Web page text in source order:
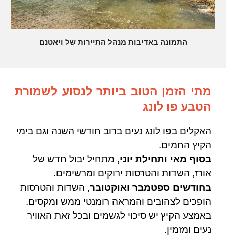
התמונה באדיבות מנהל התיירות של ויאטנם
מתי הזמן הטוב ביותר לנסוע לשמורת
הטבע פו לונג
האקלים בפו לונג נעים ברוב חודשי השנה וגם בימי
הקיץ החמים.
בסוף מאי ותחילת יוני, מתחיל יבול חדש של
אורז, השדות והטרסות ירוקים ומרשימים.
בחודשים ספטמבר ואוקטובר, השדות והטרסות
הופכים לצהובים והמראה רומנטי ממש ומקסים.
באמצע הקיץ יש סיכוי לגשמים ובכל זאת האוויר
נעים ומזמין.